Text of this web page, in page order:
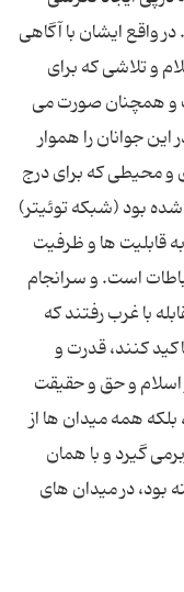
واقع ایشان با آگاهی
و تلاشی که برای
و همچنان صورت می
جوانان را هموار
و محیطی که برای درج
شده بود (شبکه توئیتر)
قابلیت ها و ظرفیت
است. و سرانجام
با غرب رفتند که
کنند، قدرت و
اسلام و حق و حقیقت
همه میدان ها از
گیرد و با همان
بود، در میدان های